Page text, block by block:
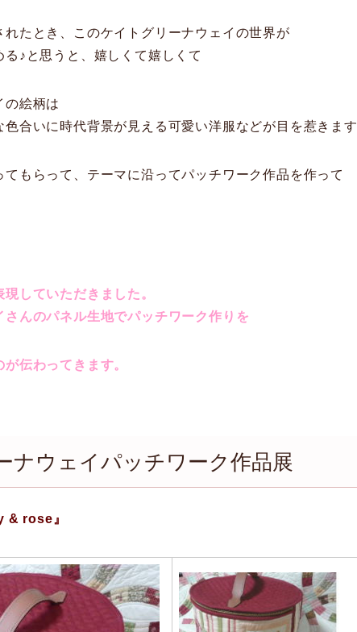
れたとき、このケイトグリーナウェイの世界が
♪と思うと、嬉しくて嬉しくて
の絵柄は
色合いに時代背景が見える可愛い洋服などが目を惹きます
てもらって、テーマに沿ってパッチワーク作品を作って
していただきました。
んのパネル生地でパッチワーク作りを
伝わってきます。
ナウェイパッチワーク作品展
& rose』